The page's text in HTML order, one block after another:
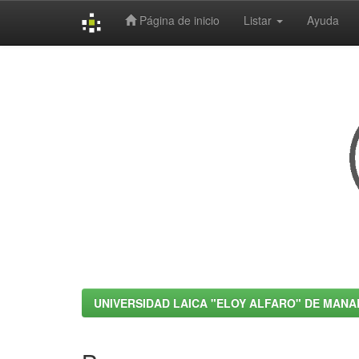
Página de inicio Listar Ayuda
UNIVERSIDAD LAICA "ELOY ALFARO" DE